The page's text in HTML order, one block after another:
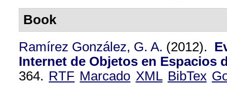
Book
Ramírez González, G. A. (2012).
Internet de Objetos en Espacios
364. RTF Marcado XML BibTex